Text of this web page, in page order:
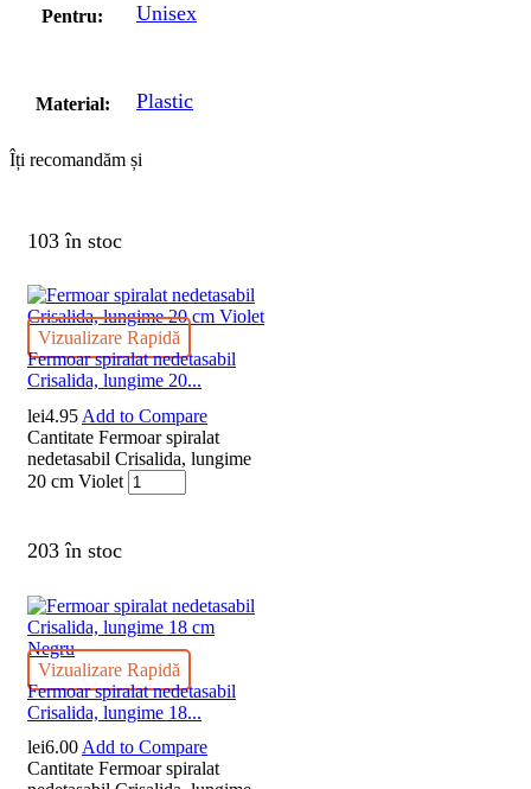
Pentru: Unisex
Material: Plastic
Îți recomandăm și
103 în stoc
Vizualizare Rapidă
Fermoar spiralat nedetasabil
Crisalida, lungime 20...
lei4.95 Add to Compare
Cantitate Fermoar spiralat
nedetasabil Crisalida, lungime
20 cm Violet
203 în stoc
Vizualizare Rapidă
Fermoar spiralat nedetasabil
Crisalida, lungime 18...
lei6.00 Add to Compare
Cantitate Fermoar spiralat